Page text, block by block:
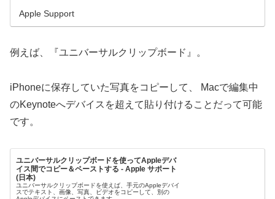
Apple Support
例えば、『ユニバーサルクリップボード』。
iPhoneに保存していた写真をコピーして、 Macで編集中
のKeynoteへデバイスを超えて貼り付けることだって可能
です。
ユニバーサルクリップボードを使ってAppleデバ
イス間でコピー＆ペーストする - Apple サポート
(日本)
ユニバーサルクリップボードを使えば、手元のAppleデバイ
スでテキスト、画像、写真、ビデオをコピーして、別の